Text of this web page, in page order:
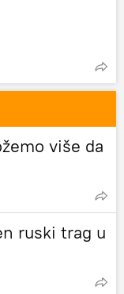
više da
ruski trag u